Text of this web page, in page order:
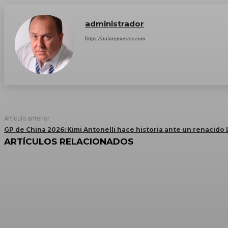
administrador
https://guiarepuestos.com
Artículo anterior
GP de China 2026: Kimi Antonelli hace historia ante un renacido
ARTÍCULOS RELACIONADOS